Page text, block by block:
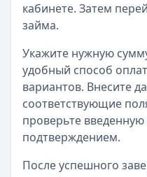
кабинете. Затем
займа.
Укажите нужную
удобный способ
вариантов. Внесите
соответствующие
проверьте
подтверждением.
После успешного